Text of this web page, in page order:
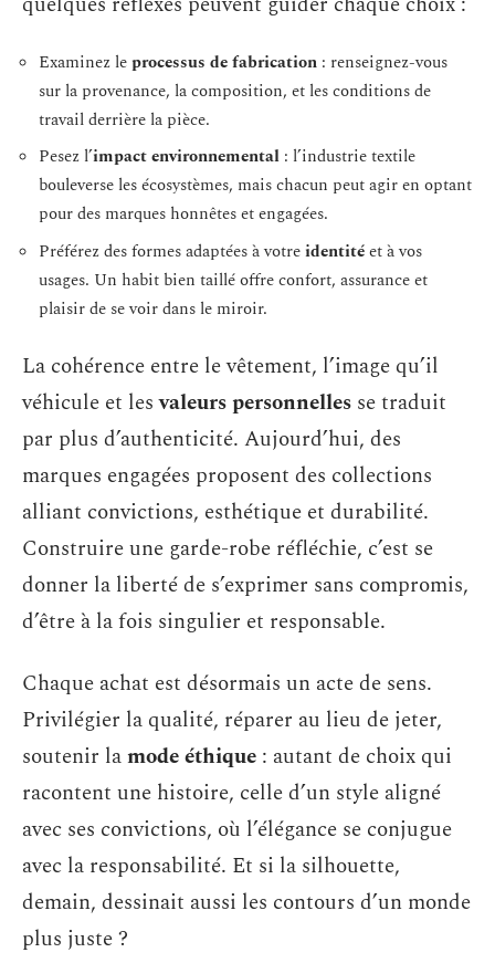
Examinez leprocessus de fabrication : renseignez-vous
sur la provenance, la composition, et les conditions de
travail derrière la pièce.
Pesez l’impact environnemental : l’industrie textile
bouleverse les écosystèmes, mais chacun peut agir en optant
pour des marques honnêtes et engagées.
Préférez des formes adaptées à votreidentitéet à vos
usages. Un habit bien taillé offre confort, assurance et
plaisir de se voir dans le miroir.
La cohérence entre le vêtement, l’image qu’il
véhicule et lesvaleurs personnelles se traduit
par plus d’authenticité. Aujourd’hui, des
marques engagées proposent des collections
alliant convictions, esthétique et durabilité.
Construire une garde-robe réfléchie, c’est se
donner la liberté de s’exprimer sans compromis,
d’être à la fois singulier et responsable.
Chaque achat est désormais un acte de sens.
Privilégier la qualité, réparer au lieu de jeter,
soutenir lamode éthique : autant de choix qui
racontent une histoire, celle d’un style aligné
avec ses convictions, où l’élégance se conjugue
avec la responsabilité. Et si la silhouette,
demain, dessinait aussi les contours d’un monde
plus juste ?